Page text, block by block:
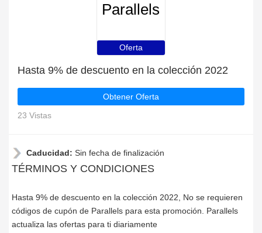
Parallels
Oferta
Hasta 9% de descuento en la colección 2022
Obtener Oferta
23 Vistas
Caducidad: Sin fecha de finalización
TÉRMINOS Y CONDICIONES
Hasta 9% de descuento en la colección 2022, No se requieren
códigos de cupón de Parallels para esta promoción. Parallels
actualiza las ofertas para ti diariamente